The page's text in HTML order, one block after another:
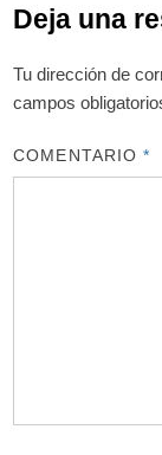
Deja una
Tu dirección de
campos
COMENTARIO*